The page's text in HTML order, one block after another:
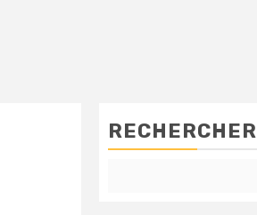
RECHERCHER